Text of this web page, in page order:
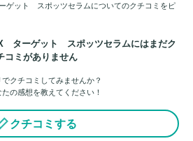
ゲット スポッツセラムについてのクチコミをピ
ターゲット スポッツセラムにはまだク
コミがありません
クチコミしてみませんか？
の感想を教えてください！
クチコミする